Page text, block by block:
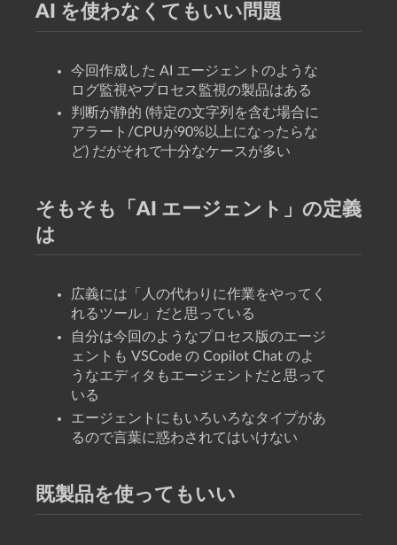
AI を使わなくてもいい問題
今回作成した AI エージェントのような
ログ監視やプロセス監視の製品はある
判断が静的 (特定の文字列を含む場合に
アラート/CPUが90%以上になったらな
ど) だがそれで十分なケースが多い
そもそも「AI エージェント」の定義
は
広義には「人の代わりに作業をやってく
れるツール」だと思っている
自分は今回のようなプロセス版のエージ
ェントも VSCode の Copilot Chat のよ
うなエディタもエージェントだと思って
いる
エージェントにもいろいろなタイプがあ
るので言葉に惑わされてはいけない
既製品を使ってもいい